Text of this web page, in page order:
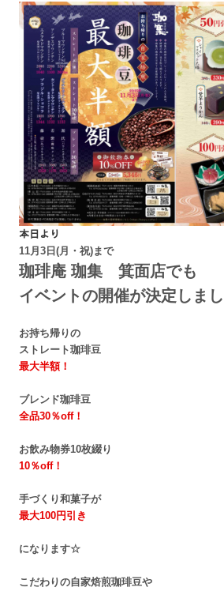
本日より
11月3日(月・祝)まで
珈琲庵 珈集 箕面店でも
イベントの開催が決定しまし
お持ち帰りの
ストレート珈琲豆
最大半額！
ブレンド珈琲豆
全品30％off！
お飲み物券10枚綴り
10％off！
手づくり和菓子が
最大100円引き
になります☆
こだわりの自家焙煎珈琲豆や